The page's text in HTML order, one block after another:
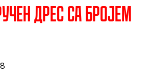
дрес са бројем